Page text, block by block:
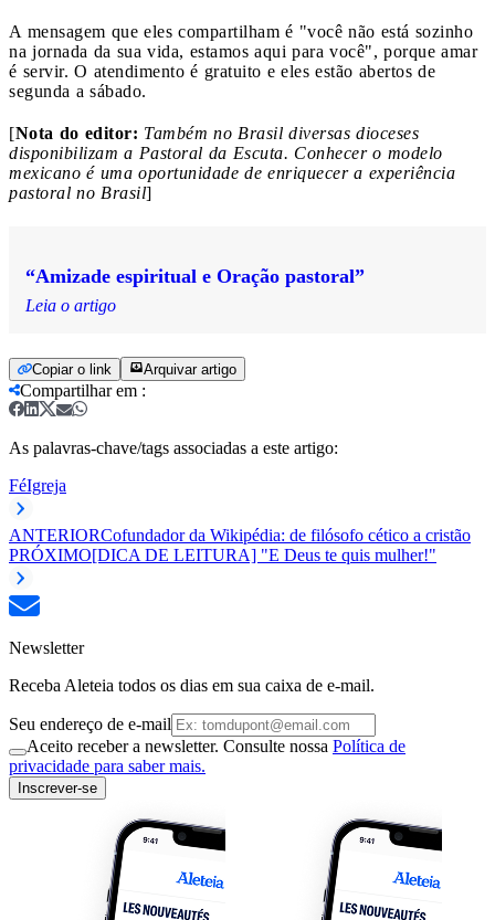
A mensagem que eles compartilham é "você não está sozinho
na jornada da sua vida, estamos aqui para você", porque amar
é servir. O atendimento é gratuito e eles estão abertos de
segunda a sábado.
[Nota do editor: Também no Brasil diversas dioceses
disponibilizam a Pastoral da Escuta. Conhecer o modelo
mexicano é uma oportunidade de enriquecer a experiência
pastoral no Brasil]
“Amizade espiritual e Oração pastoral”
Leia o artigo
Copiar o link Arquivar artigo
Compartilhar em :
As palavras-chave/tags associadas a este artigo:
FéIgreja
ANTERIORCofundador da Wikipédia: de filósofo cético a cristão
PRÓXIMO[DICA DE LEITURA] "E Deus te quis mulher!"
Newsletter
Receba Aleteia todos os dias em sua caixa de e-mail.
Seu endereço de e-mail
Aceito receber a newsletter. Consulte nossa Política de
privacidade para saber mais.
Inscrever-se